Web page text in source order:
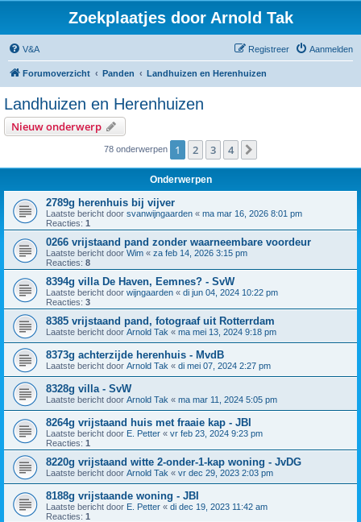
Zoekplaatjes door Arnold Tak
V&A Aanmelden
Registreer
Forumoverzicht Panden Landhuizen en Herenhuizen
Landhuizen en Herenhuizen
Nieuw onderwerp
78 onderwerpen 1 2 3 4
Onderwerpen
2789g herenhuis bij vijver
Laatste bericht door svanwijngaarden « ma mar 16, 2026 8:01 pm
Reacties: 1
0266 vrijstaand pand zonder waarneembare voordeur
Laatste bericht door Wim « za feb 14, 2026 3:15 pm
Reacties: 8
8394g villa De Haven, Eemnes? - SvW
Laatste bericht door wijngaarden « di jun 04, 2024 10:22 pm
Reacties: 3
8385 vrijstaand pand, fotograaf uit Rotterrdam
Laatste bericht door Arnold Tak « ma mei 13, 2024 9:18 pm
8373g achterzijde herenhuis - MvdB
Laatste bericht door Arnold Tak « di mei 07, 2024 2:27 pm
8328g villa - SvW
Laatste bericht door Arnold Tak « ma mar 11, 2024 5:05 pm
8264g vrijstaand huis met fraaie kap - JBI
Laatste bericht door E. Petter « vr feb 23, 2024 9:23 pm
Reacties: 1
8220g vrijstaand witte 2-onder-1-kap woning - JvDG
Laatste bericht door Arnold Tak « vr dec 29, 2023 2:03 pm
8188g vrijstaande woning - JBI
Laatste bericht door E. Petter « di dec 19, 2023 11:42 am
Reacties: 1